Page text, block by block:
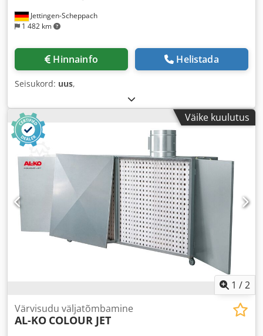
Jettingen-Scheppach
1 482 km
Hinnainfo Helistada
Seisukord: uus,
Väike kuulutus
1 /2
Värvisudu väljatõmbamine
AL-KO COLOUR JET